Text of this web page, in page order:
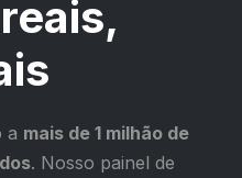
a mais de 1 milhão de
. Nosso painel de